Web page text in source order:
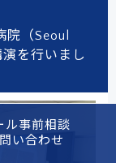
（Seoul
を行いまし
ル事前相談
い合わせ